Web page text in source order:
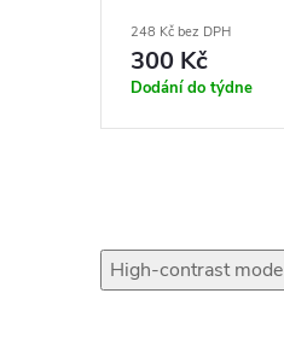
248 Kč bez DPH
300 Kč
Dodání do týdne
High-contrast mode